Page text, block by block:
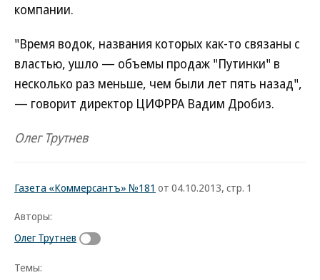
компании.
"Время водок, названия которых как-то связаны с
властью, ушло — объемы продаж "Путинки" в
несколько раз меньше, чем были лет пять назад",
— говорит директор ЦИФРРА Вадим Дробиз.
Олег Трутнев
Газета «Коммерсантъ» №181 от 04.10.2013, стр. 1
Авторы:
Олег Трутнев
Темы: